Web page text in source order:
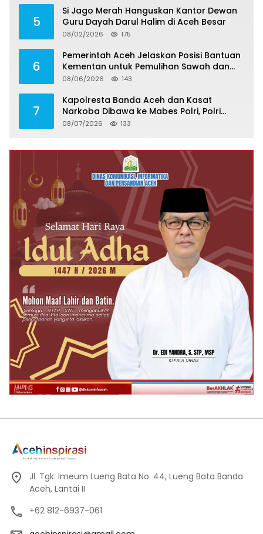
5
Si Jago Merah Hanguskan Kantor Dewan
Guru Dayah Darul Halim di Aceh Besar
08/02/2026 175
6
Pemerintah Aceh Jelaskan Posisi Bantuan
Kementan untuk Pemulihan Sawah dan
Kebun
08/06/2026 143
7
Kapolresta Banda Aceh dan Kasat
Narkoba Dibawa ke Mabes Polri, Polri
Tegaskan Proses Berjalan Profesional dan
08/07/2026 133
Jl. Tgk. Imeum Lueng Bata No. 44, Lueng Bata Banda
Aceh, Lantai II
+62 812-6937-061